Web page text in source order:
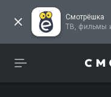
Смотрёшка